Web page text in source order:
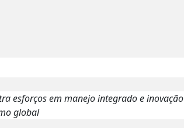
esforços em manejo integrado e inovação
global